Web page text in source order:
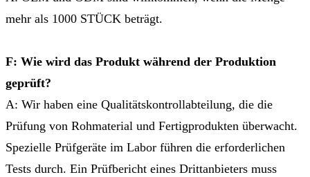
mehr als 1000 STÜCK beträgt.
F: Wie wird das Produkt während der Produktion
geprüft?
A: Wir haben eine Qualitätskontrollabteilung, die die
Prüfung von Rohmaterial und Fertigprodukten überwacht.
Spezielle Prüfgeräte im Labor führen die erforderlichen
Tests durch. Ein Prüfbericht eines Drittanbieters muss